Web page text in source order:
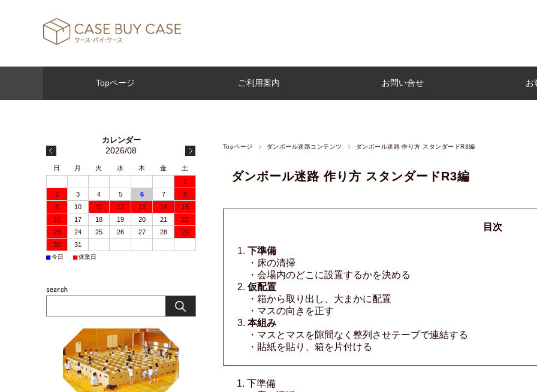
Topページ ご利用案内 お問い合せ お
Topページ ダンボール迷路コンテンツ ダンボール迷路 作り方 スタンダードR3編
ダンボール迷路 作り方 スタンダードR3編
目次
下準備
・床の清掃
・会場内のどこに設置するかを決める
仮配置
・箱から取り出し、大まかに配置
・マスの向きを正す
本組み
・マスとマスを隙間なく整列させテープで連結する
・貼紙を貼り、箱を片付ける
下準備
2026/08
日 月 火 水 木 金
土
1
2
3 4 5 6 7
8
9
10 11 12 13 14
15
16
17 18 19 20 21
22
23
24 25 26 27 28
29
30
31
■今日 ■休業日